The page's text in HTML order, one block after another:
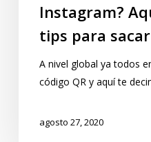
Instagram?
tips para
A nivel global ya todos
código QR y aquí te
agosto 27, 2020